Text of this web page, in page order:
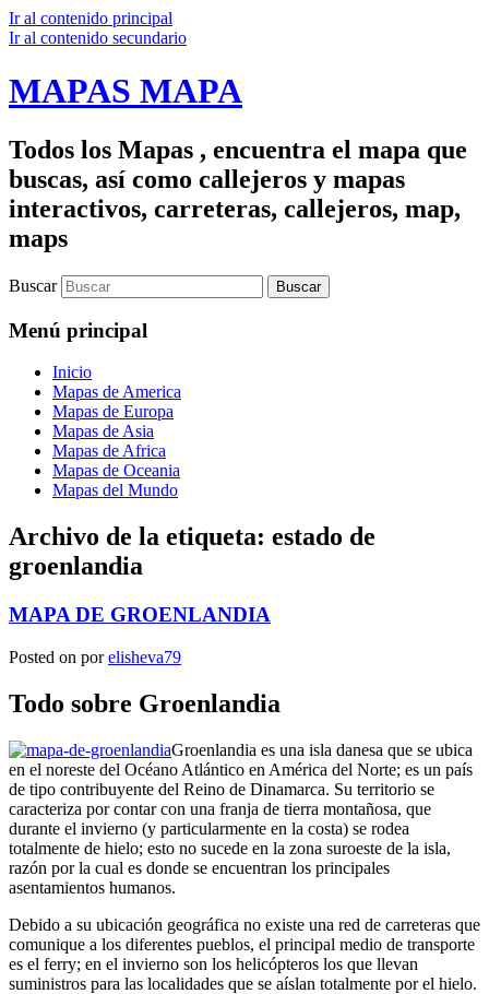
Ir al contenido principal
Ir al contenido secundario
MAPAS MAPA
Todos los Mapas , encuentra el mapa que
buscas, así como callejeros y mapas
interactivos, carreteras, callejeros, map,
maps
Buscar
Menú principal
Inicio
Mapas de America
Mapas de Europa
Mapas de Asia
Mapas de Africa
Mapas de Oceania
Mapas del Mundo
Archivo de la etiqueta: estado de
groenlandia
MAPA DE GROENLANDIA
Posted on porelisheva79
Todo sobre Groenlandia
Groenlandia es una isla danesa que se ubica
en el noreste del Océano Atlántico en América del Norte; es un país
de tipo contribuyente del Reino de Dinamarca. Su territorio se
caracteriza por contar con una franja de tierra montañosa, que
durante el invierno (y particularmente en la costa) se rodea
totalmente de hielo; esto no sucede en la zona suroeste de la isla,
razón por la cual es donde se encuentran los principales
asentamientos humanos.
Debido a su ubicación geográfica no existe una red de carreteras que
comunique a los diferentes pueblos, el principal medio de transporte
es el ferry; en el invierno son los helicópteros los que llevan
suministros para las localidades que se aíslan totalmente por el hielo.